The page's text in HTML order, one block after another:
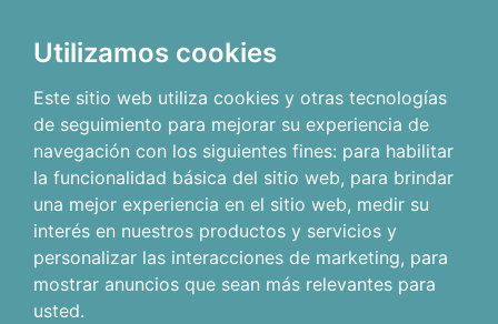
Utilizamos cookies
Este sitio web utiliza cookies y otras tecnologías
de seguimiento para mejorar su experiencia de
navegación con los siguientes fines: para habilitar
la funcionalidad básica del sitio web, para brindar
una mejor experiencia en el sitio web, medir su
interés en nuestros productos y servicios y
personalizar las interacciones de marketing, para
mostrar anuncios que sean más relevantes para
usted.